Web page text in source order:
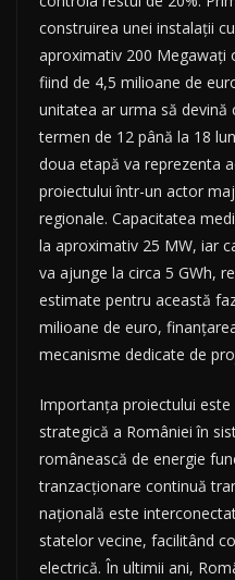
construirea unei instalaţii
aproximativ 200 Megawaţi
fiind de 4,5 milioane de
unitatea ar urma să
termen de 12 până la 18
doua etapă va reprezenta
proiectului într-un actor
regionale. Capacitatea
la aproximativ 25 MW, iar
va ajunge la circa 5 GWh,
estimate pentru această
milioane de euro,
mecanisme dedicate de
Importanţa proiectului
strategică a României în
românească de energie
tranzacţionare continuă
naţională este
statelor vecine, facilitând
electrică. În ultimii ani,